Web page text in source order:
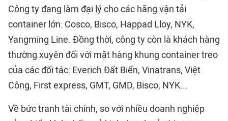
Công ty đang làm đại lý cho các hãng vận tải
container lớn: Cosco, Bisco, Happad Lloy, NYK,
Yangming Line. Đồng thời, công ty còn là khách hàng
thường xuyên đối với mặt hàng khung container treo
của các đối tác: Everich Đất Biển, Vinatrans, Việt
Công, First express, GMT, GMD, Bisco, NYK...
Về bức tranh tài chính, so với nhiều doanh nghiệp